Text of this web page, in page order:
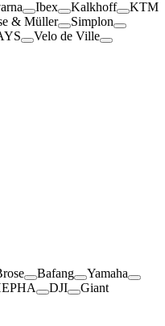
Ibex Kalkhoff
KTM
& Müller
Simplon
Velo de Ville
Bafang
Yamaha
DJI Giant